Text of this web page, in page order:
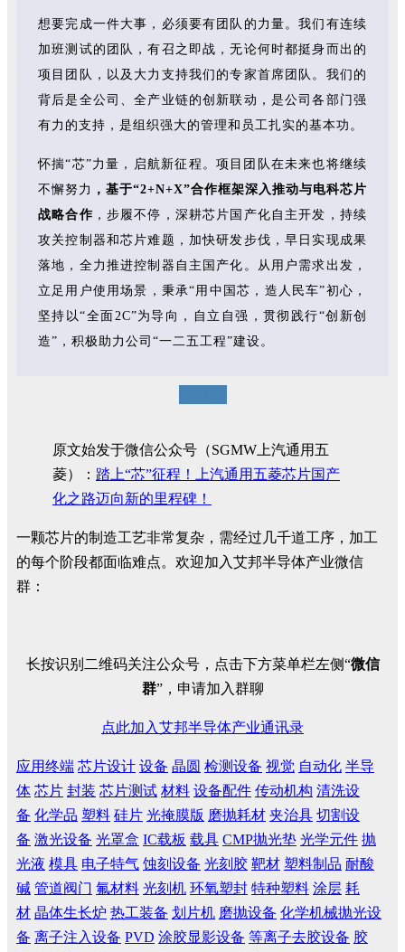
想要完成一件大事，必须要有团队的力量。我们有连续
加班测试的团队，有召之即战，无论何时都挺身而出的
项目团队，以及大力支持我们的专家首席团队。我们的
背后是全公司、全产业链的创新联动，是公司各部门强
有力的支持，是组织强大的管理和员工扎实的基本功。
怀揣“芯”力量，启航新征程。项目团队在未来也将继续
不懈努力 ，基于“2+N+X”合作框架深入推动与电科芯片
战略合作 ，步履不停，深耕芯片国产化自主开发，持续
攻关控制器和芯片难题，加快研发步伐，早日实现成果
落地，全力推进控制器自主国产化。从用户需求出发，
立足用户使用场景，秉承“用中国芯，造人民车”初心，
坚持以“全面2C”为导向，自立自强，贯彻践行“创新创
造”，积极助力公司“一二五工程”建设。
原文始发于微信公众号（SGMW上汽通用五
菱）： 踏上“芯”征程！上汽通用五菱芯片国产
化之路迈向新的里程碑！
一颗芯片的制造工艺非常复杂，需经过几千道工序，加工
的每个阶段都面临难点。欢迎加入艾邦半导体产业微信
群：
长按识别二维码关注公众号，点击下方菜单栏左侧“微信
群”，申请加入群聊
点此加入艾邦半导体产业通讯录
应用终端 芯片设计 设备 晶圆 检测设备 视觉 自动化 半导
体 芯片 封装 芯片测试 材料 设备配件 传动机构 清洗设
备 化学品 塑料 硅片 光掩膜版 磨抛耗材 夹治具 切割设
备 激光设备 光罩盒 IC载板 载具 CMP抛光垫 光学元件 抛
光液 模具 电子特气 蚀刻设备 光刻胶 靶材 塑料制品 耐酸
碱 管道阀门 氟材料 光刻机 环氧塑封 特种塑料 涂层 耗
材 晶体生长炉 热工装备 划片机 磨抛设备 化学机械抛光设
备 离子注入设备 PVD 涂胶显影设备 等离子去胶设备 胶